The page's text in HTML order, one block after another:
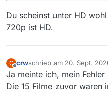
Du scheinst unter HD
720p ist HD.
C
Offline
crwschrieb am 20. Sept.
zuletzt editiert von
Ja meinte ich, mein Fehler
Die 15 Filme zuvor waren